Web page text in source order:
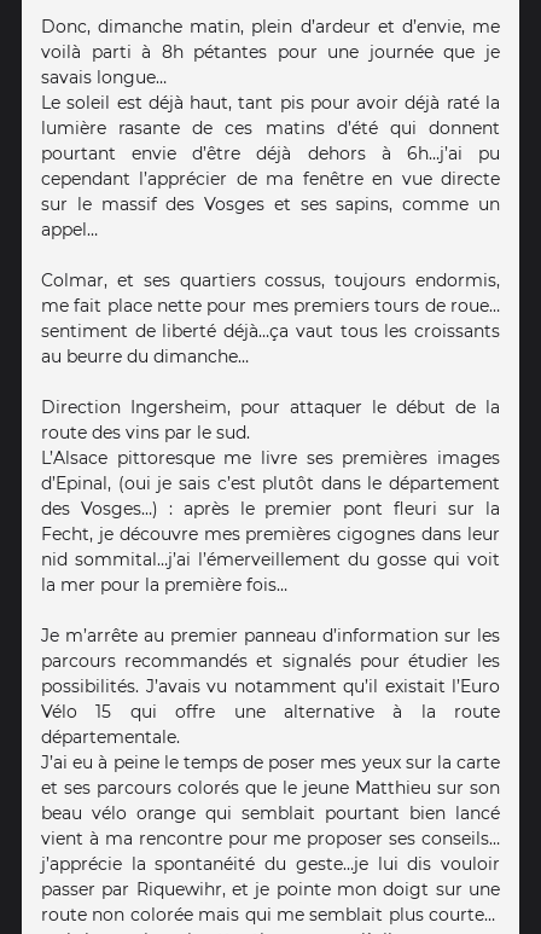
Donc, dimanche matin, plein d’ardeur et d’envie, me
voilà parti à 8h pétantes pour une journée que je
savais longue…
Le soleil est déjà haut, tant pis pour avoir déjà raté la
lumière rasante de ces matins d’été qui donnent
pourtant envie d’être déjà dehors à 6h…j’ai pu
cependant l’apprécier de ma fenêtre en vue directe
sur le massif des Vosges et ses sapins, comme un
appel…
Colmar, et ses quartiers cossus, toujours endormis,
me fait place nette pour mes premiers tours de roue…
sentiment de liberté déjà…ça vaut tous les croissants
au beurre du dimanche…
Direction Ingersheim, pour attaquer le début de la
route des vins par le sud.
L’Alsace pittoresque me livre ses premières images
d’Epinal, (oui je sais c’est plutôt dans le département
des Vosges…) : après le premier pont fleuri sur la
Fecht, je découvre mes premières cigognes dans leur
nid sommital…j’ai l’émerveillement du gosse qui voit
la mer pour la première fois…
Je m’arrête au premier panneau d’information sur les
parcours recommandés et signalés pour étudier les
possibilités. J’avais vu notamment qu’il existait l’Euro
Vélo 15 qui offre une alternative à la route
départementale.
J’ai eu à peine le temps de poser mes yeux sur la carte
et ses parcours colorés que le jeune Matthieu sur son
beau vélo orange qui semblait pourtant bien lancé
vient à ma rencontre pour me proposer ses conseils…
j’apprécie la spontanéité du geste…je lui dis vouloir
passer par Riquewihr, et je pointe mon doigt sur une
route non colorée mais qui me semblait plus courte…